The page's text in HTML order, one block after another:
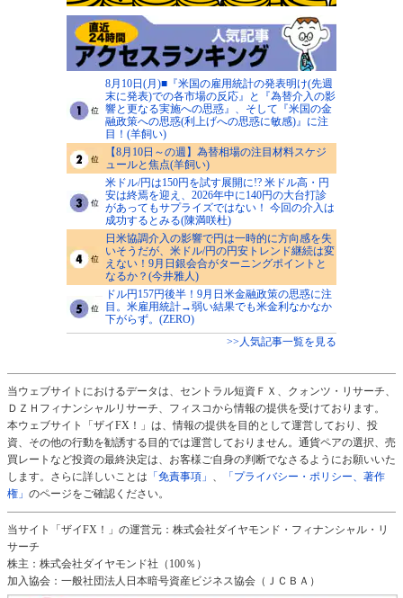
8月10日(月)■『米国の雇用統計の発表明け(先週
末に発表)での各市場の反応』と『為替介入の影
響と更なる実施への思惑』、そして『米国の金
融政策への思惑(利上げへの思惑に敏感)』に注
目！(羊飼い)
【8月10日～の週】為替相場の注目材料スケジ
ュールと焦点(羊飼い)
米ドル/円は150円を試す展開に!? 米ドル高・円
安は終焉を迎え、2026年中に140円の大台打診
があってもサプライズではない！ 今回の介入は
成功するとみる(陳満咲杜)
日米協調介入の影響で円は一時的に方向感を失
いそうだが、米ドル/円の円安トレンド継続は変
えない！9月日銀会合がターニングポイントと
なるか？(今井雅人)
ドル円157円後半！9月日米金融政策の思惑に注
目。米雇用統計→弱い結果でも米金利なかなか
下がらず。(ZERO)
>>人気記事一覧を見る
当ウェブサイトにおけるデータは、セントラル短資ＦＸ、クォンツ・リサーチ、
ＤＺＨフィナンシャルリサーチ、フィスコから情報の提供を受けております。
本ウェブサイト「ザイFX！」は、情報の提供を目的として運営しており、投
資、その他の行動を勧誘する目的では運営しておりません。通貨ペアの選択、売
買レートなど投資の最終決定は、お客様ご自身の判断でなさるようにお願いいた
します。さらに詳しいことは 「免責事項」 、
「プライバシー・ポリシー、著作
権」 のページをご確認ください。
当サイト「ザイFX！」の運営元：株式会社ダイヤモンド・フィナンシャル・リ
サーチ
株主：株式会社ダイヤモンド社（100％）
加入協会：一般社団法人日本暗号資産ビジネス協会（ＪＣＢＡ）